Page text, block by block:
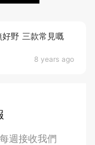
8 years ago
好野 三款常見嘅
週接收我們